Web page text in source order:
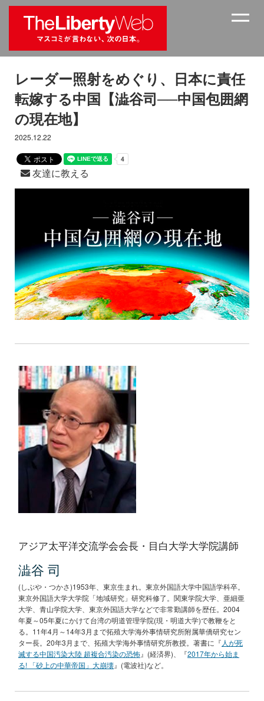
レーダー照射をめぐり、日本に責任
転嫁する中国【澁谷司──中国包囲網
の現在地】
2025.12.22
友達に教える
アジア太平洋交流学会会長・目白大学大学院講師
澁谷 司
(しぶや・つかさ)1953年、東京生まれ。東京外国語大学中国語学科卒。
東京外国語大学大学院「地域研究」研究科修了。関東学院大学、亜細亜
大学、青山学院大学、東京外国語大学などで非常勤講師を歴任。2004
年夏～05年夏にかけて台湾の明道管理学院(現・明道大学)で教鞭をと
る。11年4月～14年3月まで拓殖大学海外事情研究所附属華僑研究セン
ター長。20年3月まで、拓殖大学海外事情研究所教授。著書に『 人が死
滅する中国汚染大陸 超複合汚染の恐怖』(経済界)、『2017年から始ま
る! 「砂上の中華帝国」大崩壊』(電波社)など。